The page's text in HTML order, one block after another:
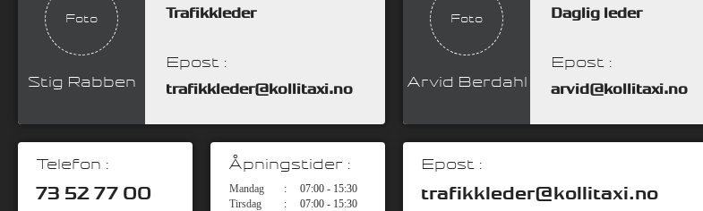
Foto
Stig Rabben
Trafikkleder
Epost :
trafikkleder@kollitaxi.no
Foto
Arvid Berdahl
Daglig leder
Epost :
arvid@kollitaxi.no
Telefon :
73 52 77 00
Åpningstider :
Mandag :
07:00 - 15:30
Tirsdag
:
07:00 - 15:30
Epost :
trafikkleder@kollitaxi.no